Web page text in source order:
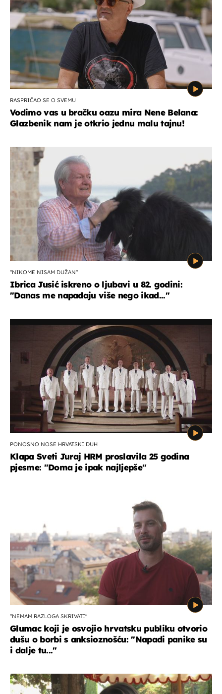
RASPRIČAO SE O SVEMU
Vodimo vas u bračku oazu mira Nene Belana:
Glazbenik nam je otkrio jednu malu tajnu!
"NIKOME NISAM DUŽAN"
Ibrica Jusić iskreno o ljubavi u 82. godini:
"Danas me napadaju više nego ikad..."
PONOSNO NOSE HRVATSKI DUH
Klapa Sveti Juraj HRM proslavila 25 godina
pjesme: "Doma je ipak najljepše"
"NEMAM RAZLOGA SKRIVATI"
Glumac koji je osvojio hrvatsku publiku otvorio
dušu o borbi s anksioznošću: "Napadi panike su
i dalje tu..."